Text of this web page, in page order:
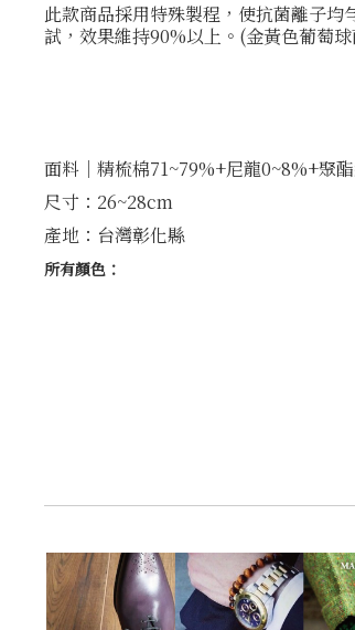
此款商品採用特殊製程，使抗菌離子
試，效果維持90%以上。(金黃色葡萄球
面料│精梳棉71~79%+尼龍0~8%+聚
尺寸：26~28cm
產地：台灣彰化縣
所有顏色：